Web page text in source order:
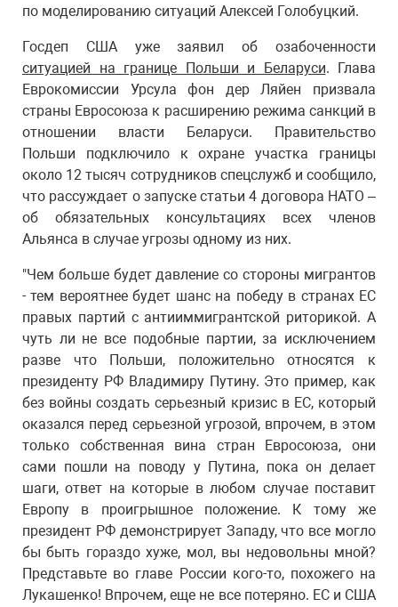
по моделированию ситуаций Алексей Голобуцкий.
Госдеп США уже заявил об озабоченности
ситуацией на границе Польши и Беларуси. Глава
Еврокомиссии Урсула фон дер Ляйен призвала
страны Евросоюза к расширению режима санкций в
отношении власти Беларуси. Правительство
Польши подключило к охране участка границы
около 12 тысяч сотрудников спецслужб и сообщило,
что рассуждает о запуске статьи 4 договора НАТО –
об обязательных консультациях всех членов
Альянса в случае угрозы одному из них.
"Чем больше будет давление со стороны мигрантов
- тем вероятнее будет шанс на победу в странах ЕС
правых партий с антииммигрантской риторикой. А
чуть ли не все подобные партии, за исключением
разве что Польши, положительно относятся к
президенту РФ Владимиру Путину. Это пример, как
без войны создать серьезный кризис в ЕС, который
оказался перед серьезной угрозой, впрочем, в этом
только собственная вина стран Евросоюза, они
сами пошли на поводу у Путина, пока он делает
шаги, ответ на которые в любом случае поставит
Европу в проигрышное положение. К тому же
президент РФ демонстрирует Западу, что все могло
бы быть гораздо хуже, мол, вы недовольны мной?
Представьте во главе России кого-то, похожего на
Лукашенко! Впрочем, еще не все потеряно. ЕС и США